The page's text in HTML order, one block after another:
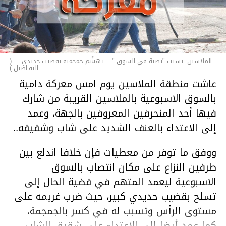
الملاسين: بسبب "نصبة في السوق "... يهشّم جمجمته بقضيب حديدي ... (
التفـاصيل )
عاشت منطقة الملاسين يوم امس معركة دامية
بالسوق الاسبوعية بالملاسين القريبة من شارك
فيها أحد المنحرفين المعروفين بالجهة، وعمد
إلى الاعتداء بالعنف الشديد على شاب وشقيقه..
ووفق ما توفر من معطيات فإن خلافا اندلع بين
طرفين النزاع على مكان انتصاب بالسوق
الاسبوعية ليعمد المتهم في قضية الحال إلى
تسلح بقضيب حديدي كبير، حيث ضرب غريمه على
مستوى الرأس وتسبب له في كسر بالجمجمة،